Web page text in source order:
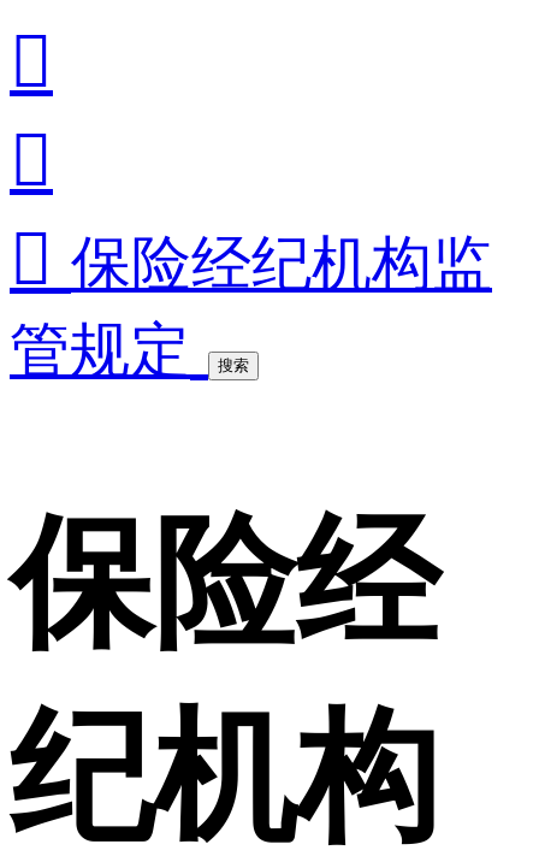


 保险经纪机构监
管规定
搜索
保险经
纪机构